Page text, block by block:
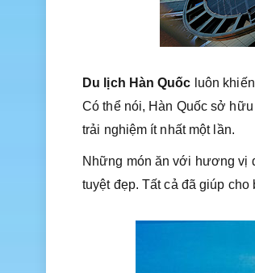
Du lịch Hàn Quốc luôn
Có thể nói, Hàn Quốc sở
trải nghiệm ít nhất một lần.
Những món ăn với hương vị
tuyệt đẹp. Tất cả đã giúp